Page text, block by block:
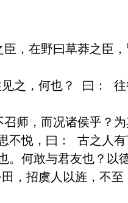
，在野曰草莽之臣
之，何也？ 曰：
师，而况诸侯乎？
悦，曰： 古之人
何敢与君友也？以
，招虞人以旌，不